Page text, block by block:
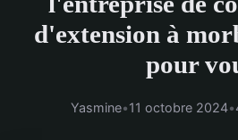
d'extension à
pour
Yasmine•11 octobre 2024•